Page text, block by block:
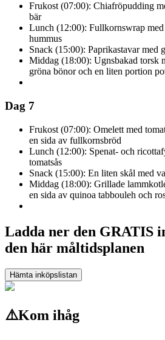
Frukost (07:00): Chiafröpudding
bär
Lunch (12:00): Fullkornswrap
hummus
Snack (15:00): Paprikastavar med
Middag (18:00): Ugnsbakad torsk
gröna bönor och en liten portion
Dag 7
Frukost (07:00): Omelett med
en sida av fullkornsbröd
Lunch (12:00): Spenat- och
tomatsås
Snack (15:00): En liten skål med
Middag (18:00): Grillade
en sida av quinoa tabbouleh och
Ladda ner den GRATIS
den här måltidsplanen
Hämta inköpslistan
⚠️Kom ihåg